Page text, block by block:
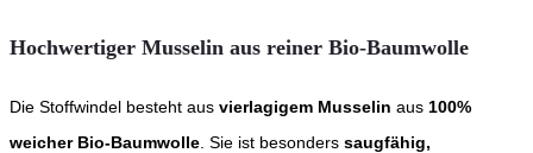
Hochwertiger Musselin aus reiner Bio-Baumwolle
Die Stoffwindel besteht aus vierlagigem Musselin aus 100%
weicher Bio-Baumwolle . Sie ist besonders saugfähig,